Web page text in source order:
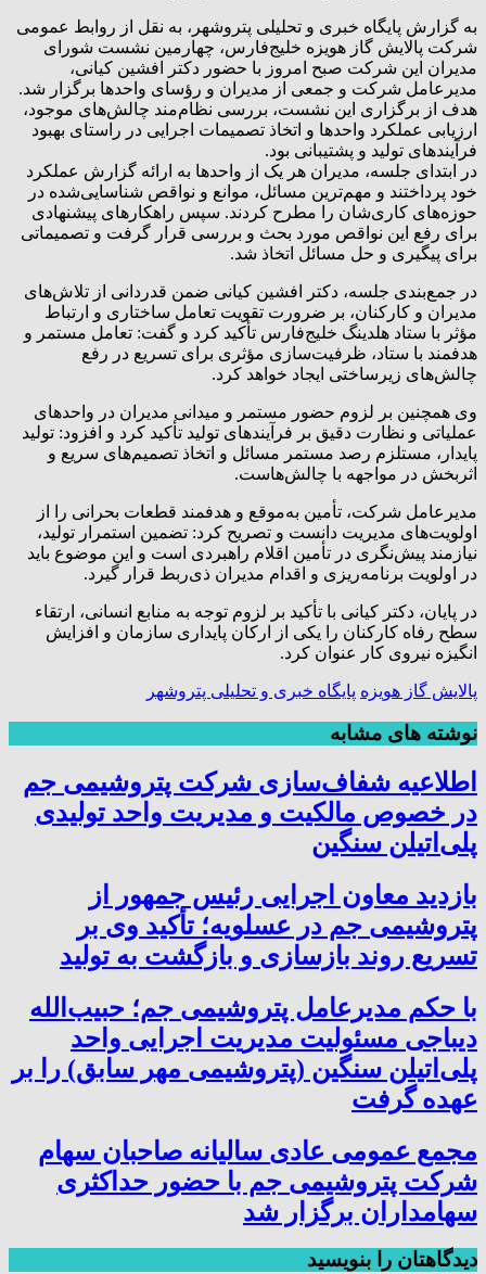
به گزارش پایگاه خبری و تحلیلی پتروشهر، به نقل از روابط‌ عمومی
شرکت پالایش گاز هویزه خلیج‌فارس، چهارمین نشست شورای
مدیران این شرکت صبح امروز با حضور دکتر افشین کیانی،
مدیرعامل شرکت و جمعی از مدیران و رؤسای واحدها برگزار شد.
هدف از برگزاری این نشست، بررسی نظام‌مند چالش‌های موجود،
ارزیابی عملکرد واحدها و اتخاذ تصمیمات اجرایی در راستای بهبود
فرآیندهای تولید و پشتیبانی بود.
در ابتدای جلسه، مدیران هر یک از واحدها به ارائه گزارش عملکرد
خود پرداختند و مهم‌ترین مسائل، موانع و نواقص شناسایی‌شده در
حوزه‌های کاری‌شان را مطرح کردند. سپس راهکارهای پیشنهادی
برای رفع این نواقص مورد بحث و بررسی قرار گرفت و تصمیماتی
برای پیگیری و حل مسائل اتخاذ شد.
در جمع‌بندی جلسه، دکتر افشین کیانی ضمن قدردانی از تلاش‌های
مدیران و کارکنان، بر ضرورت تقویت تعامل ساختاری و ارتباط
مؤثر با ستاد هلدینگ خلیج‌فارس تأکید کرد و گفت: تعامل مستمر و
هدفمند با ستاد، ظرفیت‌سازی مؤثری برای تسریع در رفع
چالش‌های زیرساختی ایجاد خواهد کرد.
وی همچنین بر لزوم حضور مستمر و میدانی مدیران در واحدهای
عملیاتی و نظارت دقیق بر فرآیندهای تولید تأکید کرد و افزود: تولید
پایدار، مستلزم رصد مستمر مسائل و اتخاذ تصمیم‌های سریع و
اثربخش در مواجهه با چالش‌هاست.
مدیرعامل شرکت، تأمین به‌موقع و هدفمند قطعات بحرانی را از
اولویت‌های مدیریت دانست و تصریح کرد: تضمین استمرار تولید،
نیازمند پیش‌نگری در تأمین اقلام راهبردی است و این موضوع باید
در اولویت برنامه‌ریزی و اقدام مدیران ذی‌ربط قرار گیرد.
در پایان، دکتر کیانی با تأکید بر لزوم توجه به منابع انسانی، ارتقاء
سطح رفاه کارکنان را یکی از ارکان پایداری سازمان و افزایش
انگیزه نیروی کار عنوان کرد.
پالایش گاز هویزه پایگاه خبری و تحلیلی پتروشهر
نوشته های مشابه
اطلاعیه شفاف‌سازی شرکت پتروشیمی جم
در خصوص مالکیت و مدیریت واحد تولیدی
پلی‌اتیلن سنگین
بازدید معاون اجرایی رئیس جمهور از
پتروشیمی جم در عسلویه؛ تأکید وی بر
تسریع روند بازسازی و بازگشت به تولید
با حکم مدیرعامل پتروشیمی جم؛ حبیب‌الله
دیباجی مسئولیت مدیریت اجرایی واحد
پلی‌اتیلن سنگین (پتروشیمی مهر سابق) را بر
عهده گرفت
مجمع عمومی عادی سالیانه صاحبان سهام
شرکت پتروشیمی جم با حضور حداکثری
سهامداران برگزار شد
دیدگاهتان را بنویسید